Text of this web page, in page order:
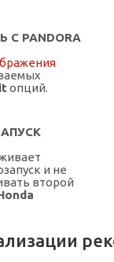
PANDORA
опций.
и не
второй